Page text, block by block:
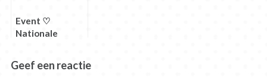
Event ♡
Nationale
Lifefood’s
Geef een reactie